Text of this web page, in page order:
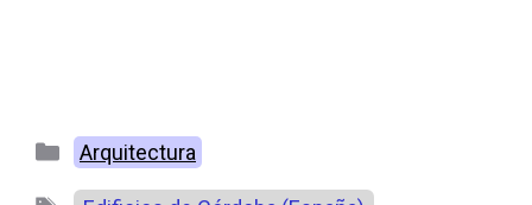
Categorías
Arquitectura